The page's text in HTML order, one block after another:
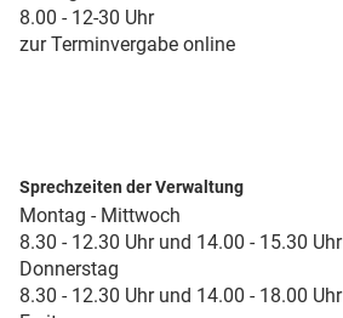
8.00 - 12-30 Uhr
zur Terminvergabe online
Sprechzeiten der Verwaltung
Montag - Mittwoch
8.30 - 12.30 Uhr und 14.00 - 15.30 Uhr
Donnerstag
8.30 - 12.30 Uhr und 14.00 - 18.00 Uhr